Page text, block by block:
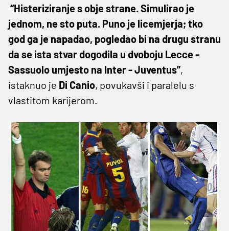
“Histeriziranje s obje strane. Simulirao je
jednom, ne sto puta. Puno je licemjerja; tko
god ga je napadao, pogledao bi na drugu stranu
da se ista stvar dogodila u dvoboju Lecce -
Sassuolo umjesto na Inter - Juventus”,
istaknuo je Di Canio, povukavši i paralelu s
vlastitom karijerom.